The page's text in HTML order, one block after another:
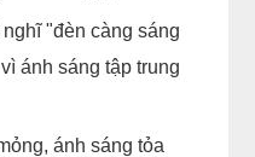
nghĩ "đèn càng sáng
ánh sáng tập trung
ánh sáng tỏa